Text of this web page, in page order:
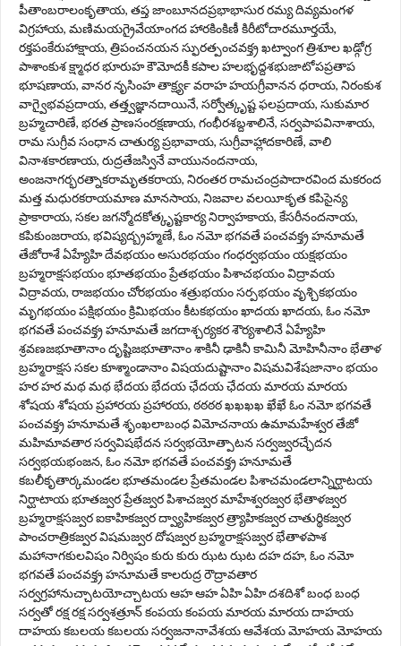
పీతాంబరాలంకృతాయ, తప్త జాంబూనదప్రభాభాసుర రమ్య దివ్యమంగళ
విగ్రహాయ, మణిమయగ్రైవేయాంగద హారకింకిణీ కిరీటోదారమూర్తయే,
రక్తపంకేరుహాక్షాయ, త్రిపంచనయన స్ఫురత్పంచవక్త్ర ఖట్వాంగ త్రిశూల ఖడ్గోగ్ర
పాశాంకుశ క్ష్మాధర భూరుహ కౌమోదకీ కపాల హలభృద్దశభుజాటోపప్రతాప
భూషణాయ, వానర నృసింహ తార్‍క్ష్య వరాహ హయగ్రీవానన ధరాయ, నిరంకుశ
వాగ్వైభవప్రదాయ, తత్త్వజ్ఞానదాయినే, సర్వోత్కృష్ట ఫలప్రదాయ, సుకుమార
బ్రహ్మచారిణే, భరత ప్రాణసంరక్షణాయ, గంభీరశబ్దశాలినే, సర్వపాపవినాశాయ,
రామ సుగ్రీవ సంధాన చాతుర్య ప్రభావాయ, సుగ్రీవాహ్లాదకారిణే, వాలి
వినాశకారణాయ, రుద్రతేజస్వినే వాయునందనాయ,
అంజనాగర్భరత్నాకరామృతకరాయ, నిరంతర రామచంద్రపాదారవింద మకరంద
మత్త మధురకరాయమాణ మానసాయ, నిజవాల వలయీకృత కపిసైన్య
ప్రాకారాయ, సకల జగన్మోదకోత్కృష్టకార్య నిర్వాహకాయ, కేసరీనందనాయ,
కపికుంజరాయ, భవిష్యద్బ్రహ్మణే, ఓం నమో భగవతే పంచవక్త్ర హనూమతే
తేజోరాశే ఏహ్యేహి దేవభయం అసురభయం గంధర్వభయం యక్షభయం
బ్రహ్మరాక్షసభయం భూతభయం ప్రేతభయం పిశాచభయం విద్రావయ
విద్రావయ, రాజభయం చోరభయం శత్రుభయం సర్పభయం వృశ్చికభయం
మృగభయం పక్షిభయం క్రిమిభయం కీటకభయం ఖాదయ ఖాదయ, ఓం నమో
భగవతే పంచవక్త్ర హనూమతే జగదాశ్చర్యకర శౌర్యశాలినే ఏహ్యేహి
శ్రవణజభూతానాం దృష్టిజభూతానాం శాకినీ ఢాకినీ కామినీ మోహినీనాం భేతాళ
బ్రహ్మరాక్షస సకల కూశ్మాండానాం విషయదుష్టానాం విషమవిశేషజానాం భయం
హర హర మథ మథ భేదయ భేదయ ఛేదయ ఛేదయ మారయ మారయ
శోషయ శోషయ ప్రహారయ ప్రహారయ, ఠఠఠఠ ఖఖఖఖ ఖేఖే ఓం నమో భగవతే
పంచవక్త్ర హనూమతే శృంఖలాబంధ విమోచనాయ ఉమామహేశ్వర తేజో
మహిమావతార సర్వవిషభేదన సర్వభయోత్పాటన సర్వజ్వరచ్ఛేదన
సర్వభయభంజన, ఓం నమో భగవతే పంచవక్త్ర హనూమతే
కబలీకృతార్కమండల భూతమండల ప్రేతమండల పిశాచమండలాన్నిర్ఘాటయ
నిర్ఘాటాయ భూతజ్వర ప్రేతజ్వర పిశాచజ్వర మాహేశ్వరజ్వర భేతాళజ్వర
బ్రహ్మరాక్షసజ్వర ఐకాహికజ్వర ద్వ్యాహికజ్వర త్ర్యాహికజ్వర చాతుర్థికజ్వర
పాంచరాత్రికజ్వర విషమజ్వర దోషజ్వర బ్రహ్మరాక్షసజ్వర భేతాళపాశ
మహానాగకులవిషం నిర్విషం కురు కురు ఝట ఝట దహ దహ, ఓం నమో
భగవతే పంచవక్త్ర హనూమతే కాలరుద్ర రౌద్రావతార
సర్వగ్రహానుచ్చాటయోచ్చాటయ ఆహ ఆహ ఏహి ఏహి దశదిశో బంధ బంధ
సర్వతో రక్ష రక్ష సర్వశత్రూన్ కంపయ కంపయ మారయ మారయ దాహయ
దాహయ కబలయ కబలయ సర్వజనానావేశయ ఆవేశయ మోహయ మోహయ